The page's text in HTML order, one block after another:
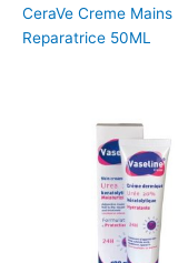
CeraVe Creme Mains
Reparatrice 50ML